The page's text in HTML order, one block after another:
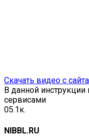
Скачать видео с
В данной
сервисами
05.1к.
NIBBL.RU